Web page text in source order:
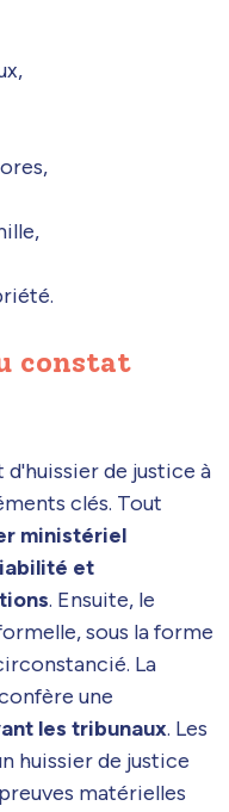
constat
de justice à
clés. Tout
ministériel
et
. Ensuite, le
sous la forme
La
une
les tribunaux. Les
huissier de justice
matérielles